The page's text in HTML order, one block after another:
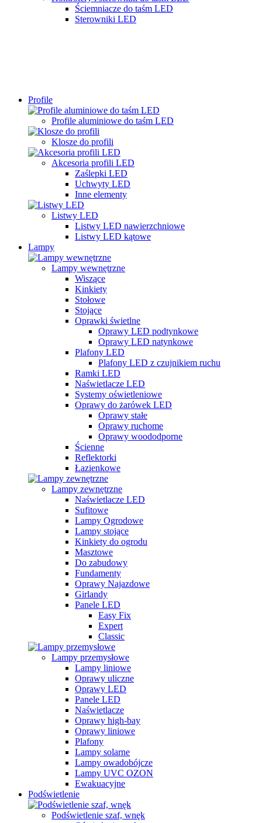
Ściemniacze do taśm LED
Sterowniki LED
Profile
Profile aluminiowe do taśm LED
Klosze do profili
Akcesoria profili LED
Zaślepki LED
Uchwyty LED
Inne elementy
Listwy LED
Listwy LED nawierzchniowe
Listwy LED kątowe
Lampy
Lampy wewnętrzne
Wiszące
Kinkiety
Stołowe
Stojące
Oprawki świetlne
Oprawy LED podtynkowe
Oprawy LED natynkowe
Plafony LED
Plafony LED z czujnikiem ruchu
Ramki LED
Naświetlacze LED
Systemy oświetleniowe
Oprawy do żarówek LED
Oprawy stałe
Oprawy ruchome
Oprawy woododporne
Ścienne
Reflektorki
Łazienkowe
Lampy zewnętrzne
Naświetlacze LED
Sufitowe
Lampy Ogrodowe
Lampy stojące
Kinkiety do ogrodu
Masztowe
Do zabudowy
Fundamenty
Oprawy Najazdowe
Girlandy
Panele LED
Easy Fix
Expert
Classic
Lampy przemysłowe
Lampy liniowe
Oprawy uliczne
Oprawy LED
Panele LED
Naświetlacze
Oprawy high-bay
Oprawy liniowe
Plafony
Lampy solarne
Lampy owadobójcze
Lampy UVC OZON
Ewakuacyjne
Podświetlenie
Podświetlenie szaf, wnęk